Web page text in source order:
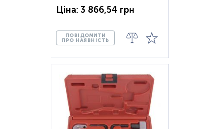
Ціна: 3 866,54 грн
ПОВІДОМИТИ
ПРО НАЯВНІСТЬ